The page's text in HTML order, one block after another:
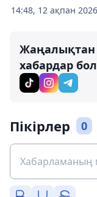
14:48, 12 ақпан 2026
Жаңалықтан
хабардар
Пікірлер 0